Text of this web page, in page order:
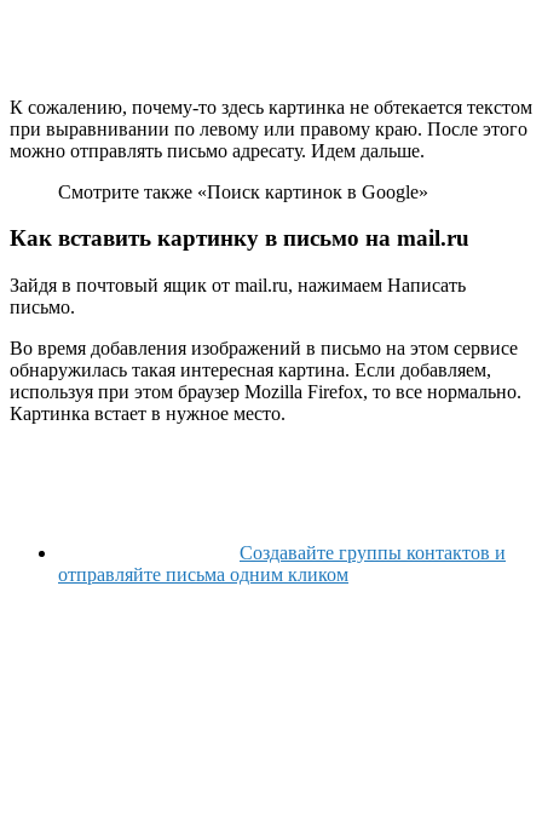
К сожалению, почему-то здесь картинка не обтекается текстом
при выравнивании по левому или правому краю. После этого
можно отправлять письмо адресату. Идем дальше.
Смотрите также «Поиск картинок в Google»
Как вставить картинку в письмо на mail.ru
Зайдя в почтовый ящик от mail.ru, нажимаем Написать
письмо.
Во время добавления изображений в письмо на этом сервисе
обнаружилась такая интересная картина. Если добавляем,
используя при этом браузер Mozilla Firefox, то все нормально.
Картинка встает в нужное место.
Создавайте группы контактов и
отправляйте письма одним кликом